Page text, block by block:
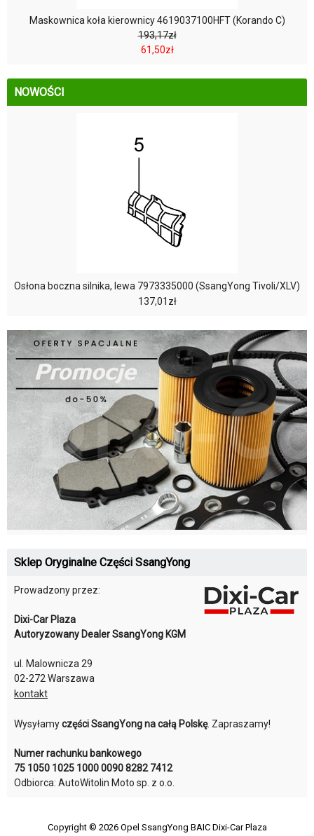
Maskownica koła kierownicy 4619037100HFT (Korando C)
193,17zł
61,50zł
NOWOŚCI
Osłona boczna silnika, lewa 7973335000 (SsangYong Tivoli/XLV)
137,01zł
Sklep Oryginalne Części SsangYong
Prowadzony przez:
Dixi-Car Plaza
Autoryzowany Dealer SsangYong KGM
ul. Malownicza 29
02-272 Warszawa
kontakt
Wysyłamyczęści SsangYong na całą Polskę. Zapraszamy!
Numer rachunku bankowego
75 1050 1025 1000 0090 8282 7412
Odbiorca: AutoWitolin Moto sp. z o.o.
Copyright © 2026 Opel SsangYong BAIC Dixi-Car Plaza